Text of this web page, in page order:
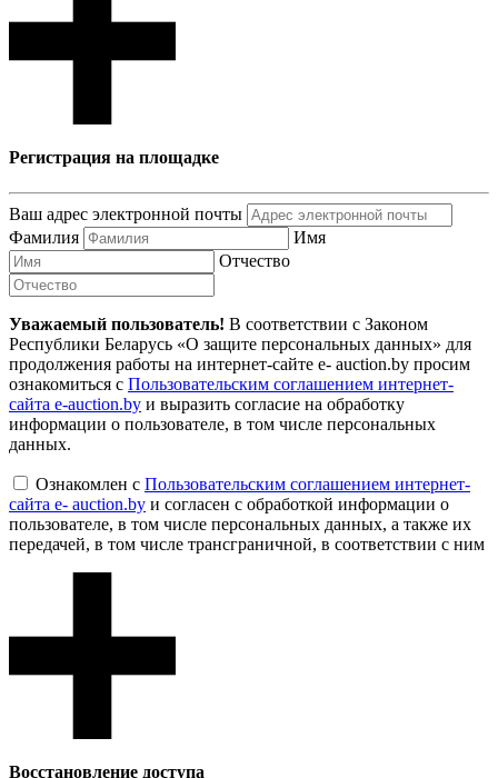
Регистрация на площадке
Ваш адрес электронной почты
Фамилия
Имя
Отчество
Уважаемый пользователь! В соответствии с Законом
Республики Беларусь «О защите персональных данных» для
продолжения работы на интернет-сайте e- auction.by просим
ознакомиться с Пользовательским соглашением интернет-
сайта e-auction.by и выразить согласие на обработку
информации о пользователе, в том числе персональных
данных.
Ознакомлен с Пользовательским соглашением интернет-
сайта e- auction.by и согласен с обработкой информации о
пользователе, в том числе персональных данных, а также их
передачей, в том числе трансграничной, в соответствии с ним
Восcтановление доступа